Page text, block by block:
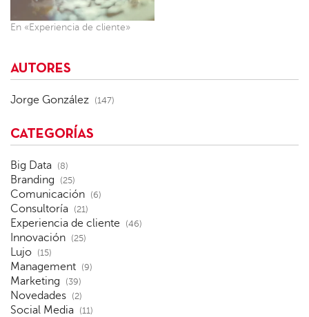
En «Experiencia de cliente»
AUTORES
Jorge González (147)
CATEGORÍAS
Big Data (8)
Branding (25)
Comunicación (6)
Consultoría (21)
Experiencia de cliente (46)
Innovación (25)
Lujo (15)
Management (9)
Marketing (39)
Novedades (2)
Social Media (11)